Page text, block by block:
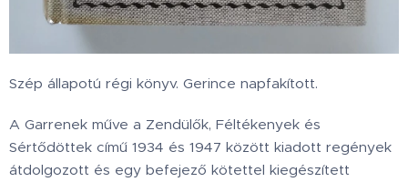
Szép állapotú régi könyv. Gerince napfakított.
A Garrenek műve a Zendülők, Féltékenyek és
Sértődöttek című 1934 és 1947 között kiadott regények
átdolgozott és egy befejező kötettel kiegészített